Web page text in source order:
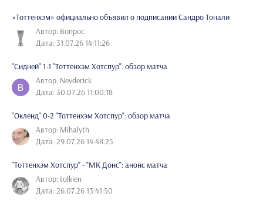
«Тоттенхэм» официально объявил о подписании Сандро Тонали
Автор: Вопрос
Дата: 31.07.26 14:11:26
"Сидней" 1-1 "Тоттенхэм Хотспур": обзор матча
Автор: Nevderick
Дата: 30.07.26 11:00:18
"Окленд" 0-2 "Тоттенхэм Хотспур": обзор матча
Автор: Mihalyth
Дата: 29.07.26 14:48:25
"Тоттенхэм Хотспур" - "МК Донс": анонс матча
Автор: tolkien
Дата: 26.07.26 13:41:50